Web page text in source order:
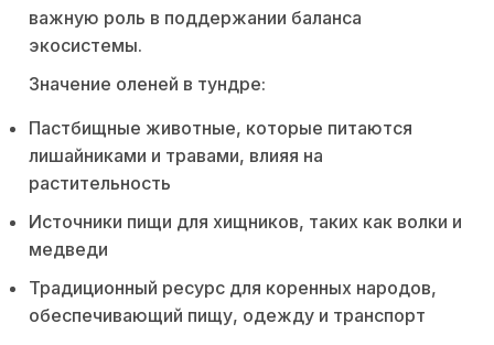
важную роль в поддержании баланса
экосистемы.
Значение оленей в тундре:
Пастбищные животные, которые питаются
лишайниками и травами, влияя на
растительность
Источники пищи для хищников, таких как волки и
медведи
Традиционный ресурс для коренных народов,
обеспечивающий пищу, одежду и транспорт